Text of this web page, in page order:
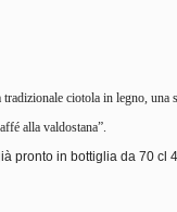
ciotola in legno,
alla valdostana”.
pronto in bottiglia da 70 cl